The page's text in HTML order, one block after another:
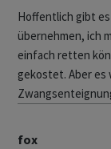
Hoffentlich gibt
übernehmen, ich
einfach retten
gekostet. Aber es
fox